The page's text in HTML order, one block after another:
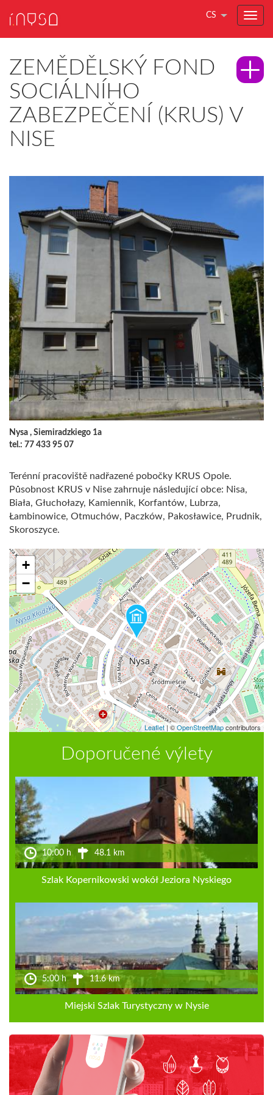
CS
ZEMĚDĚLSKÝ FOND
SOCIÁLNÍHO
ZABEZPEČENÍ (KRUS) V
NISE
Nysa , Siemiradzkiego 1a
tel.: 77 433 95 07
Terénní pracoviště nadřazené pobočky KRUS Opole.
Působnost KRUS v Nise zahrnuje následující obce: Nisa,
Biała, Głuchołazy, Kamiennik, Korfantów, Lubrza,
Łambinowice, Otmuchów, Paczków, Pakosławice, Prudnik,
Skoroszyce.
+
−
Leaflet|©OpenStreetMapcontributors
Doporučené výlety
10:00 h 48.1 km
Szlak Kopernikowski wokół Jeziora Nyskiego
5:00 h 11.6 km
Miejski Szlak Turystyczny w Nysie